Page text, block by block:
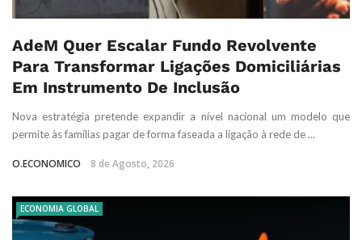
AdeM Quer Escalar Fundo Revolvente
Para Transformar Ligações Domiciliárias
Em Instrumento De Inclusão
Nova estratégia pretende expandir a nível nacional um modelo que
permite às famílias pagar de forma faseada a ligação à rede de ...
O.ECONOMICO 8 de Agosto, 2026
ECONOMIA GLOBAL